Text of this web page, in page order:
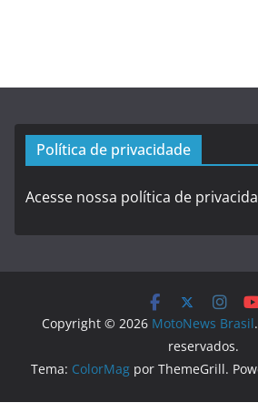
Política de privacidade
Acesse nossa política de
Copyright © 2026 MotoNews Brasil
reservados.
Tema: ColorMag por ThemeGrill.